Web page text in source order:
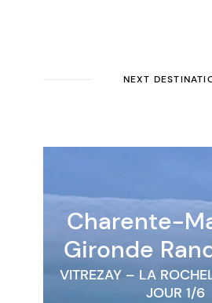
NEXT
Charente-
Gironde
VITREZAY – LA
JOUR 1/6